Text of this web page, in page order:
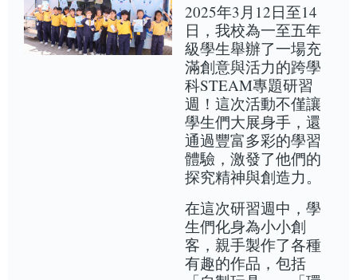
2025年3月12日至14
日，我校為一至五年
級學生舉辦了一場充
滿創意與活力的跨學
科STEAM專題研習
週！這次活動不僅讓
學生們大展身手，還
通過豐富多彩的學習
體驗，激發了他們的
探究精神與創造力。
在這次研習週中，學
生們化身為小小創
客，親手製作了各種
有趣的作品，包括